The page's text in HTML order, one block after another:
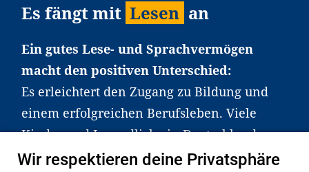
Es fängt mit Lesen an
Ein gutes Lese- und Sprachvermögen
macht den positiven Unterschied:
Es erleichtert den Zugang zu Bildung und
einem erfolgreichen Berufsleben. Viele
Kinder und Jugendliche in Deutschland
haben aber große Schwierigkeiten dabei.
Wir respektieren deine Privatsphäre